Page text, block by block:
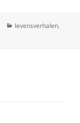
Categorieën
levensverhalen,